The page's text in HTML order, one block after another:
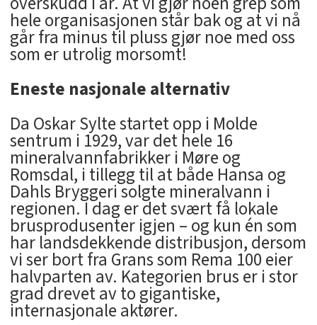
hele organisasjonen står bak og at vi nå
går fra minus til pluss gjør noe med oss
som er utrolig morsomt!
Eneste nasjonale alternativ
Da Oskar Sylte startet opp i Molde
sentrum i 1929, var det hele 16
mineralvannfabrikker i Møre og
Romsdal, i tillegg til at både Hansa og
Dahls Bryggeri solgte mineralvann i
regionen. I dag er det svært få lokale
brusprodusenter igjen – og kun én som
har landsdekkende distribusjon, dersom
vi ser bort fra Grans som Rema 100 eier
halvparten av. Kategorien brus er i stor
grad drevet av to gigantiske,
internasjonale aktører.